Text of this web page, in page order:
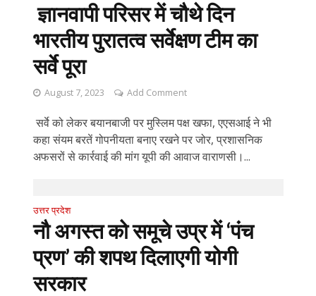
ज्ञानवापी परिसर में चौथे दिन
भारतीय पुरातत्व सर्वेक्षण टीम का
सर्वे पूरा
August 7, 2023 Add Comment
सर्वे को लेकर बयानबाजी पर मुस्लिम पक्ष खफा, एएसआई ने भी
कहा संयम बरतें गोपनीयता बनाए रखने पर जोर, प्रशासनिक
अफसरों से कार्रवाई की मांग यूपी की आवाज वाराणसी।...
उत्तर प्रदेश
नौ अगस्त को समूचे उप्र में ‘पंच
प्रण’ की शपथ दिलाएगी योगी
सरकार